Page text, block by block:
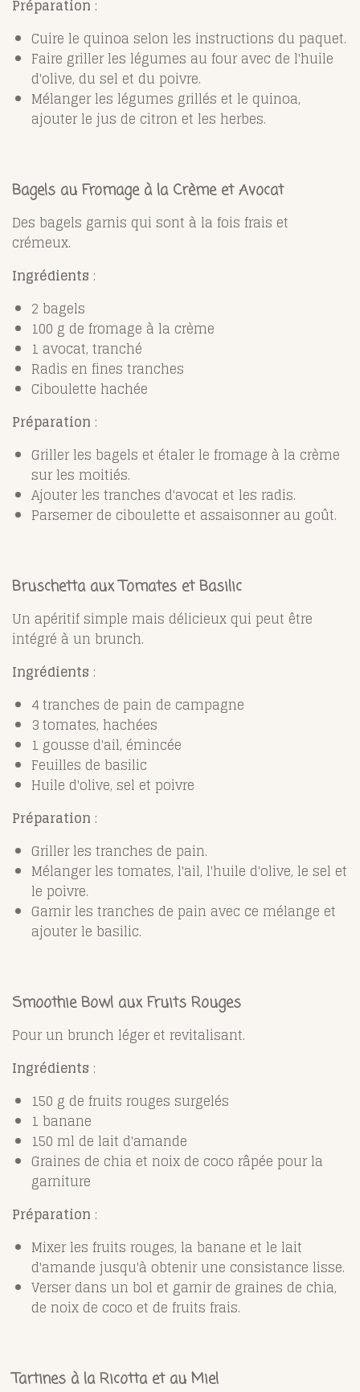
Préparation :
Cuire le quinoa selon les instructions du paquet.
Faire griller les légumes au four avec de l'huile
d'olive, du sel et du poivre.
Mélanger les légumes grillés et le quinoa,
ajouter le jus de citron et les herbes.
Bagels au Fromage à la Crème et Avocat
Des bagels garnis qui sont à la fois frais et
crémeux.
Ingrédients :
2 bagels
100 g de fromage à la crème
1 avocat, tranché
Radis en fines tranches
Ciboulette hachée
Préparation :
Griller les bagels et étaler le fromage à la crème
sur les moitiés.
Ajouter les tranches d'avocat et les radis.
Parsemer de ciboulette et assaisonner au goût.
Bruschetta aux Tomates et Basilic
Un apéritif simple mais délicieux qui peut être
intégré à un brunch.
Ingrédients :
4 tranches de pain de campagne
3 tomates, hachées
1 gousse d'ail, émincée
Feuilles de basilic
Huile d'olive, sel et poivre
Préparation :
Griller les tranches de pain.
Mélanger les tomates, l'ail, l'huile d'olive, le sel et
le poivre.
Garnir les tranches de pain avec ce mélange et
ajouter le basilic.
Smoothie Bowl aux Fruits Rouges
Pour un brunch léger et revitalisant.
Ingrédients :
150 g de fruits rouges surgelés
1 banane
150 ml de lait d'amande
Graines de chia et noix de coco râpée pour la
garniture
Préparation :
Mixer les fruits rouges, la banane et le lait
d'amande jusqu'à obtenir une consistance lisse.
Verser dans un bol et garnir de graines de chia,
de noix de coco et de fruits frais.
Tartines à la Ricotta et au Miel